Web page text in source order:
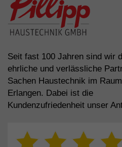
Seit fast 100 Jahren sind wir
ehrliche und verlässliche
Sachen Haustechnik im Raum
Erlangen. Dabei ist die
Kundenzufriedenheit unser